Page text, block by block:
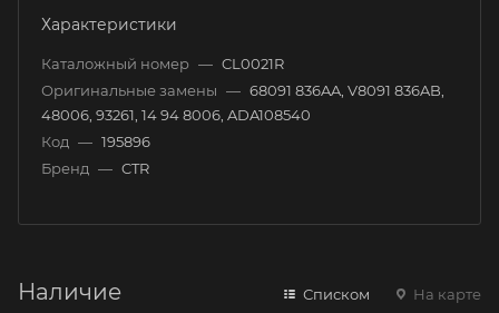
Характеристики
Каталожный номер — CL0021R
Оригинальные замены — 68091 836AA, V8091 836AB,
48006, 93261, 14 94 8006, ADA108540
Код — 195896
Бренд — CTR
Наличие Списком На карте